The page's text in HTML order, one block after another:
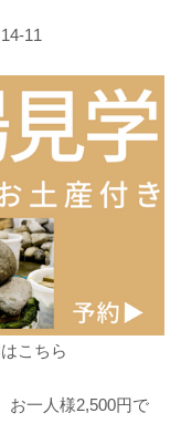
11
こちら
一人様2,500円で